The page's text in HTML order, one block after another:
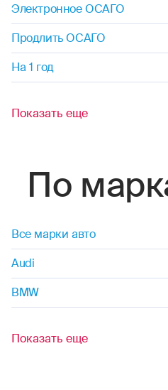
Электронное ОСАГО
Продлить ОСАГО
На 1 год
Показать еще
По
Все марки авто
Audi
BMW
Показать еще